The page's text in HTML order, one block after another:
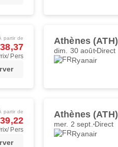
partir de
Pers
Athènes (ATH)
dim. 30 aoûtDirect
Ryanair
partir de
Pers
Athènes (ATH)
mer. 2 sept. Direct
Ryanair